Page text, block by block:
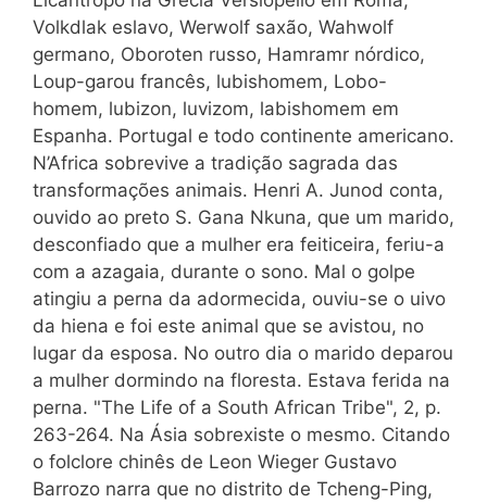
Volkdlak eslavo, Werwolf saxão, Wahwolf
germano, Oboroten russo, Hamramr nórdico,
Loup-garou francês, lubishomem, Lobo-
homem, lubizon, luvizom, labishomem em
Espanha. Portugal e todo continente americano.
N’Africa sobrevive a tradição sagrada das
transformações animais. Henri A. Junod conta,
ouvido ao preto S. Gana Nkuna, que um marido,
desconfiado que a mulher era feiticeira, feriu-a
com a azagaia, durante o sono. Mal o golpe
atingiu a perna da adormecida, ouviu-se o uivo
da hiena e foi este animal que se avistou, no
lugar da esposa. No outro dia o marido deparou
a mulher dormindo na floresta. Estava ferida na
perna. "The Life of a South African Tribe", 2, p.
263-264. Na Ásia sobrexiste o mesmo. Citando
o folclore chinês de Leon Wieger Gustavo
Barrozo narra que no distrito de Tcheng-Ping,